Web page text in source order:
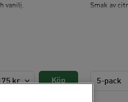
vanilj.
kr Köp
Smak av
5-pack